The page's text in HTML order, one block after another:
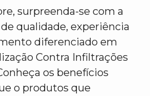
surpreenda-se com a
qualidade, experiência
diferenciado em
Contra Infiltrações
os benefícios
o produtos que